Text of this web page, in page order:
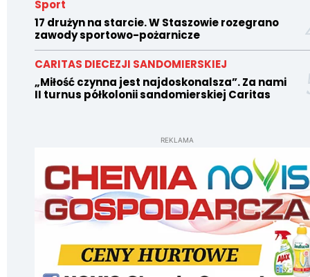
Sport
17 drużyn na starcie. W Staszowie rozegrano
zawody sportowo-pożarnicze
CARITAS DIECEZJI SANDOMIERSKIEJ
„Miłość czynna jest najdoskonalsza”. Za nami
II turnus półkolonii sandomierskiej Caritas
REKLAMA